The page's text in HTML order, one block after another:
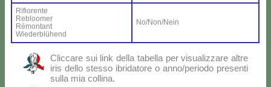
Ri­fio­ren­te
Re­bloo­mer
Ré­mon­tant
Wie­der­blü­hend
No/Non/Nein
Clic­ca­re sui link del­la ta­bel­la per vi­sua­liz­za­re al­tre
iris del­lo stes­so ibri­da­to­re o anno/periodo pre­sen­ti
sul­la mia col­li­na.